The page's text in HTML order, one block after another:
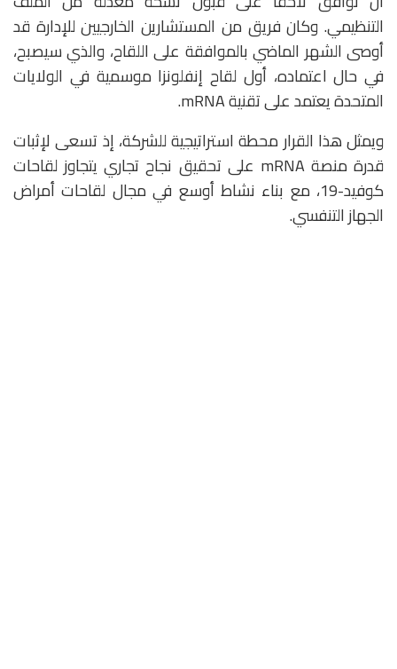
التنظيمي. وكان فريق من المستشارين الخارجيين للإدارة قد
أوصى الشهر الماضي بالموافقة على اللقاح، والذي سيصبح،
في حال اعتماده، أول لقاح إنفلونزا موسمية في الولايات
المتحدة يعتمد على تقنية mRNA.
ويمثل هذا القرار محطة استراتيجية للشركة، إذ تسعى لإثبات
قدرة منصة mRNA على تحقيق نجاح تجاري يتجاوز لقاحات
كوفيد-19، مع بناء نشاط أوسع في مجال لقاحات أمراض
الجهاز التنفسي.